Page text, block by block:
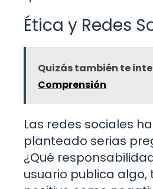
Ética y Redes
Quizás también te
Comprensión
Las redes sociales
planteado serias
¿Qué
usuario publica algo,